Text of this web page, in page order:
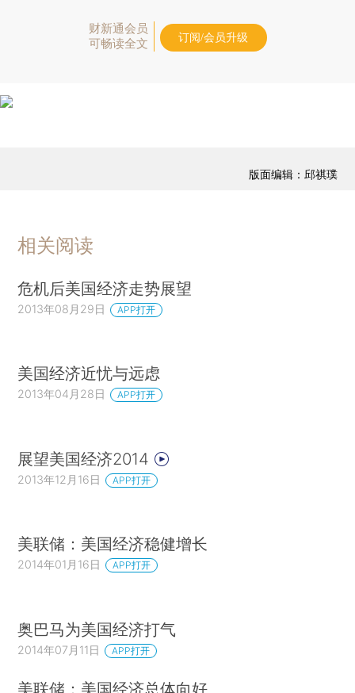
财新通会员
可畅读全文
订阅/会员升级
版面编辑：邱祺璞
相关阅读
危机后美国经济走势展望
2013年08月29日 APP打开
美国经济近忧与远虑
2013年04月28日 APP打开
展望美国经济2014
2013年12月16日 APP打开
美联储：美国经济稳健增长
2014年01月16日 APP打开
奥巴马为美国经济打气
2014年07月11日 APP打开
美联储：美国经济总体向好